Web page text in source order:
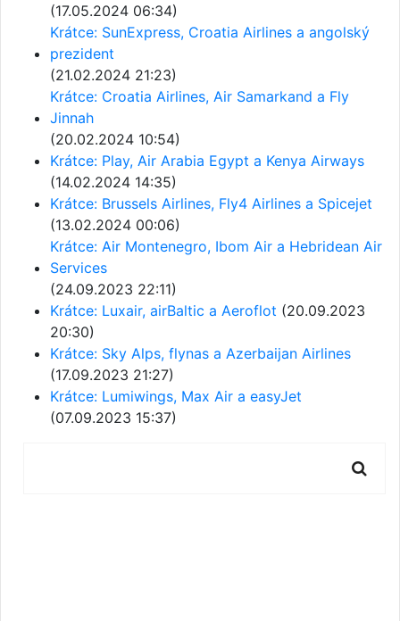
(17.05.2024 06:34)
Krátce: SunExpress, Croatia Airlines a angolský
prezident
(21.02.2024 21:23)
Krátce: Croatia Airlines, Air Samarkand a Fly
Jinnah
(20.02.2024 10:54)
Krátce: Play, Air Arabia Egypt a Kenya Airways
(14.02.2024 14:35)
Krátce: Brussels Airlines, Fly4 Airlines a Spicejet
(13.02.2024 00:06)
Krátce: Air Montenegro, Ibom Air a Hebridean Air
Services
(24.09.2023 22:11)
Krátce: Luxair, airBaltic a Aeroflot (20.09.2023
20:30)
Krátce: Sky Alps, flynas a Azerbaijan Airlines
(17.09.2023 21:27)
Krátce: Lumiwings, Max Air a easyJet
(07.09.2023 15:37)